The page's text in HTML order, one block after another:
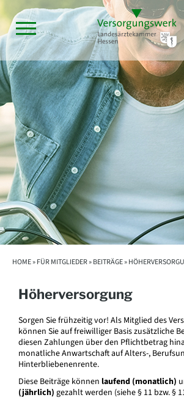
HOME »FÜR MITGLIEDER»BEITRÄGE»
Höherversorgung
Sorgen Sie frühzeitig vor! Als Mitglied des
können Sie auf freiwilliger Basis zusätzliche
diesen Zahlungen über den Pflichtbetrag
monatliche Anwartschaft auf Alters-,
Hinterbliebenenrente.
Diese Beiträge können laufend (monatlich)
(jährlich) gezahlt werden (siehe § 11 bzw. §